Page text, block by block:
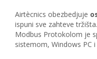
Airtècnics obezbedjuje
ispuni sve zahteve
Modbus Protokolom je
sistemom, Windows PC